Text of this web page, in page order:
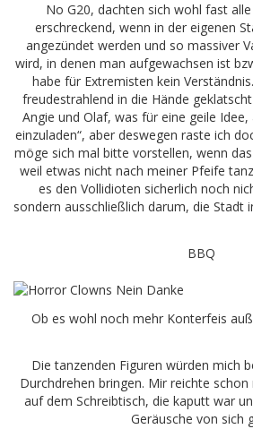
No G20, dachten sich wohl fast
erschreckend, wenn in der eigenen
angezündet werden und so massiver
wird, in denen man aufgewachsen ist
habe für Extremisten kein
freudestrahlend in die Hände
Angie und Olaf, was für eine geile Idee,
einzuladen“, aber deswegen raste ich
möge sich mal bitte vorstellen, wenn
weil etwas nicht nach meiner Pfeife
es den Vollidioten sicherlich noch
sondern ausschließlich darum, die Stadt
BBQ
Ob es wohl noch mehr Konterfeis
Die tanzenden Figuren würden mich
Durchdrehen bringen. Mir reichte
auf dem Schreibtisch, die kaputt war
Geräusche von sich